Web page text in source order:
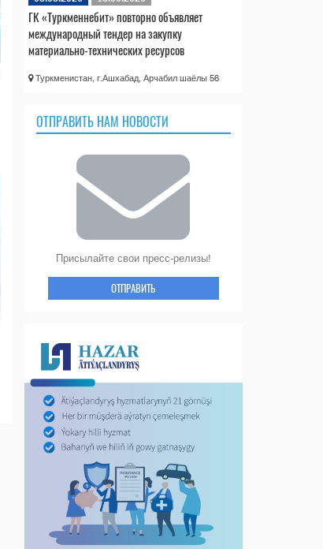
ГК «Туркменнебит» повторно объявляет
международный тендер на закупку
материально-технических ресурсов
Туркменистан, г.Ашхабад, Арчабил шаёлы 56
ОТПРАВИТЬ НАМ НОВОСТИ
Присылайте свои пресс-релизы!
ОТПРАВИТЬ